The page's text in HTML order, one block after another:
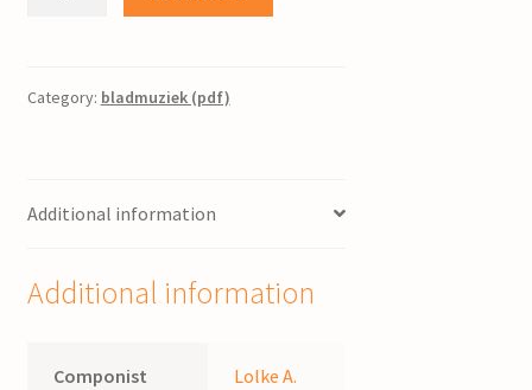
:
en
L.A.
Category: bladmuziek (pdf)
Additional information
Additional information
Componist
Lolke A.